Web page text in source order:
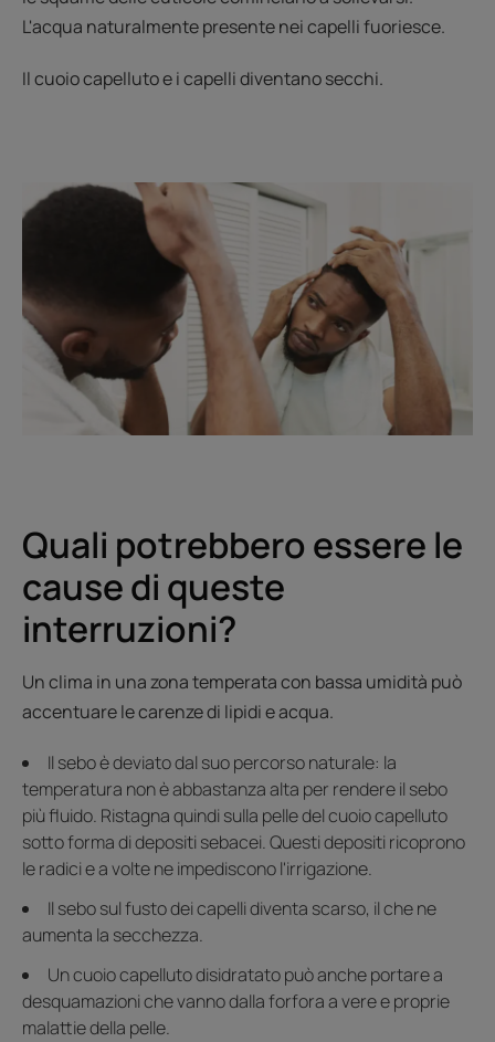
L'acqua naturalmente presente nei capelli fuoriesce.
Il cuoio capelluto e i capelli diventano secchi.
Quali potrebbero essere le
cause di queste
interruzioni?
Un clima in una zona temperata con bassa umidità può
accentuare le carenze di lipidi e acqua.
Il sebo è deviato dal suo percorso naturale: la
temperatura non è abbastanza alta per rendere il sebo
più fluido. Ristagna quindi sulla pelle del cuoio capelluto
sotto forma di depositi sebacei. Questi depositi ricoprono
le radici e a volte ne impediscono l'irrigazione.
Il sebo sul fusto dei capelli diventa scarso, il che ne
aumenta la secchezza.
Un cuoio capelluto disidratato può anche portare a
desquamazioni che vanno dalla forfora a vere e proprie
malattie della pelle.